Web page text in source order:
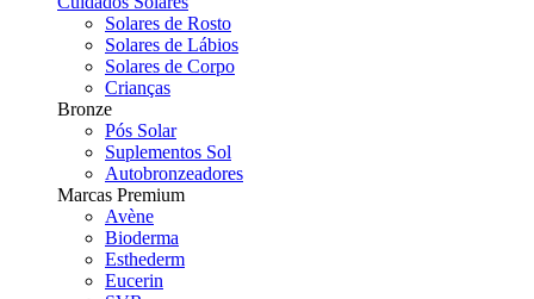
Solares de Rosto
Solares de Lábios
Solares de Corpo
Crianças
Bronze
Pós Solar
Suplementos Sol
Autobronzeadores
Marcas Premium
Avène
Bioderma
Esthederm
Eucerin